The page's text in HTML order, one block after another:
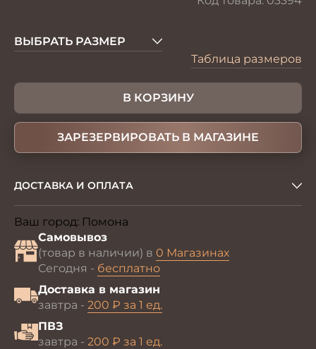
ВЫБРАТЬ РАЗМЕР
Таблица размеров
В КОРЗИНУ
ЗАРЕЗЕРВИРОВАТЬ В МАГАЗИНЕ
ДОСТАВКА И ОПЛАТА
Ваш город: Помона
Самовывоз
(товар в наличии) в 0 Магазинах
Сегодня - бесплатно
Доставка в магазин
завтра - 200 ₽ за 1 ед.
ПВЗ
завтра - 200 ₽ за 1 ед.